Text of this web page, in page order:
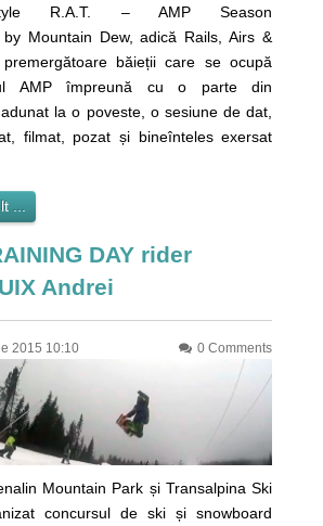
R.A.T. – AMP Season
Mountain Dew, adică Rails, Airs &
băieții care se ocupă
ul AMP împreună cu o parte din
la o poveste, o sesiune de dat,
filmat, pozat și bineînteles exersat
...
DAY rider
Andrei
2015 10:10 0 Comments
Mountain Park și Transalpina Ski
concursul de ski și snowboard